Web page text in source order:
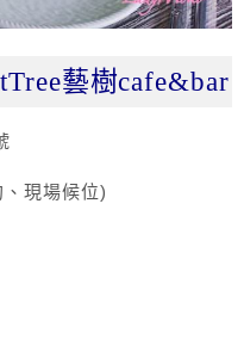
藝樹cafe&bar
現場候位)